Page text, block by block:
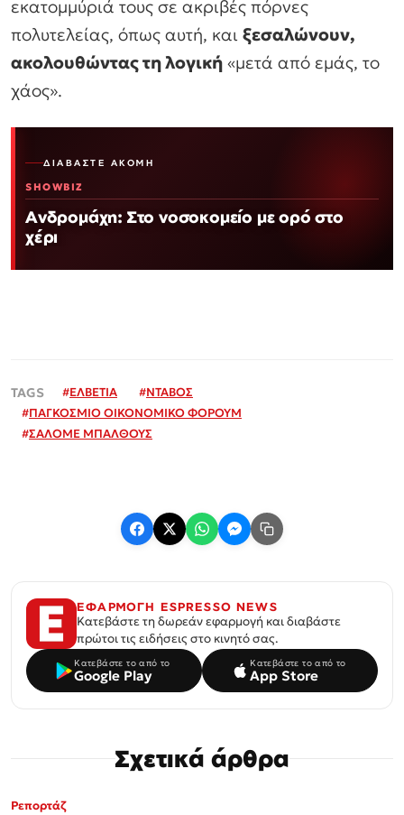
εκατομμύριά τους σε ακριβές πόρνες
πολυτελείας, όπως αυτή, και ξεσαλώνουν,
ακολουθώντας τη λογική «μετά από εμάς, το
χάος».
ΔΙΑΒΆΣΤΕ ΑΚΌΜΗ
SHOWBIZ
Ανδρομάχη: Στο νοσοκομείο με ορό στο
χέρι
#ΕΛΒΕΤΙΑ #ΝΤΑΒΟΣ
#ΠΑΓΚΟΣΜΙΟ ΟΙΚΟΝΟΜΙΚΟ ΦΟΡΟΥΜ
#ΣΑΛΟΜΕ ΜΠΑΛΘΟΥΣ
ΕΦΑΡΜΟΓΗ ESPRESSO NEWS
Κατεβάστε τη δωρεάν εφαρμογή και διαβάστε
πρώτοι τις ειδήσεις στο κινητό σας.
Κατεβάστε το από το
Google Play
Κατεβάστε το από το
App Store
Σχετικά άρθρα
Ρεπορτάζ